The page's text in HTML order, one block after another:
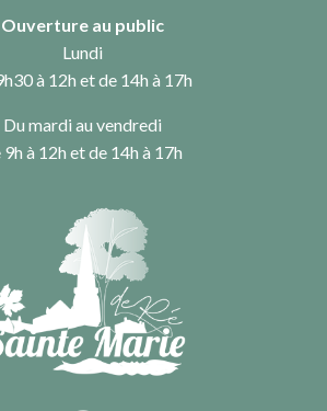
Ouverture au public
Lundi
à 12h et de 14h à 17h
Du mardi au vendredi
9h à 12h et de 14h à 17h